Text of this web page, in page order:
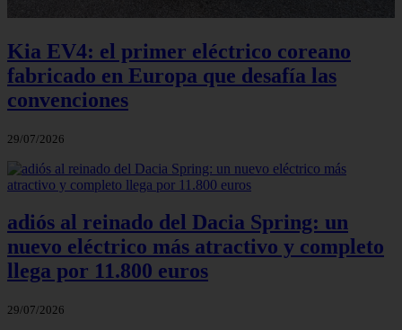
Kia EV4: el primer eléctrico coreano
fabricado en Europa que desafía las
convenciones
29/07/2026
adiós al reinado del Dacia Spring: un
nuevo eléctrico más atractivo y completo
llega por 11.800 euros
29/07/2026